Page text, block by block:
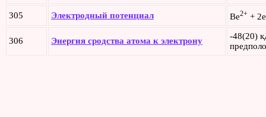
305 Электродный потенциал Be2+ + 2e
306 Энергия сродства атома к электрону
-48(20)